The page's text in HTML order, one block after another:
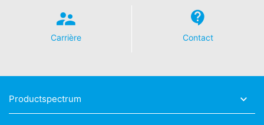
Carrière Contact
Productspectrum